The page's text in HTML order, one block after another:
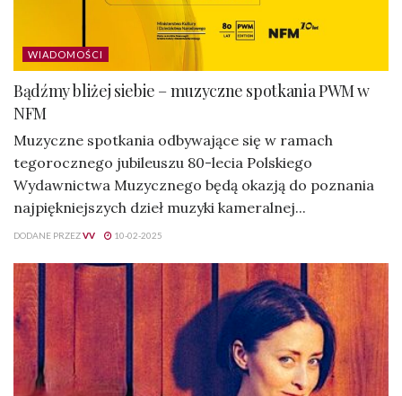
WIADOMOŚCI
Bądźmy bliżej siebie – muzyczne spotkania PWM w
NFM
Muzyczne spotkania odbywające się w ramach
tegorocznego jubileuszu 80-lecia Polskiego
Wydawnictwa Muzycznego będą okazją do poznania
najpiękniejszych dzieł muzyki kameralnej...
DODANE PRZEZVV 10-02-2025